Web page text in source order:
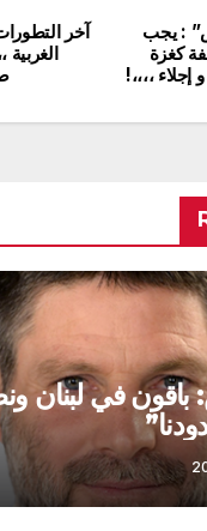
آخر
الغربية
: يجب
كغزة
،،،،!
في لبنان